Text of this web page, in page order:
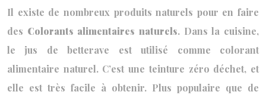
Il existe de nombreux produits naturels pour en faire
des Colorants alimentaires naturels. Dans la cuisine,
le jus de betterave est utilisé comme colorant
alimentaire naturel. C’est une teinture zéro déchet, et
elle est très facile à obtenir. Plus populaire que de